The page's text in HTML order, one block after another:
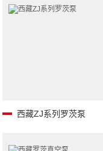
西藏ZJ系列罗茨泵